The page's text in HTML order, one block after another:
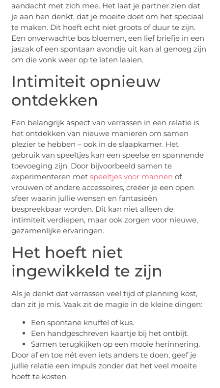
aandacht met zich mee. Het laat je partner zien dat
je aan hen denkt, dat je moeite doet om het speciaal
te maken. Dit hoeft echt niet groots of duur te zijn.
Een onverwachte bos bloemen, een lief briefje in een
jaszak of een spontaan avondje uit kan al genoeg zijn
om die vonk weer op te laten laaien.
Intimiteit opnieuw
ontdekken
Een belangrijk aspect van verrassen in een relatie is
het ontdekken van nieuwe manieren om samen
plezier te hebben – ook in de slaapkamer. Het
gebruik van speeltjes kan een speelse en spannende
toevoeging zijn. Door bijvoorbeeld samen te
experimenteren metspeeltjes voor mannen of
vrouwen of andere accessoires, creëer je een open
sfeer waarin jullie wensen en fantasieën
bespreekbaar worden. Dit kan niet alleen de
intimiteit verdiepen, maar ook zorgen voor nieuwe,
gezamenlijke ervaringen.
Het hoeft niet
ingewikkeld te zijn
Als je denkt dat verrassen veel tijd of planning kost,
dan zit je mis. Vaak zit de magie in de kleine dingen:
Een spontane knuffel of kus.
Een handgeschreven kaartje bij het ontbijt.
Samen terugkijken op een mooie herinnering.
Door af en toe nét even iets anders te doen, geef je
jullie relatie een impuls zonder dat het veel moeite
hoeft te kosten.